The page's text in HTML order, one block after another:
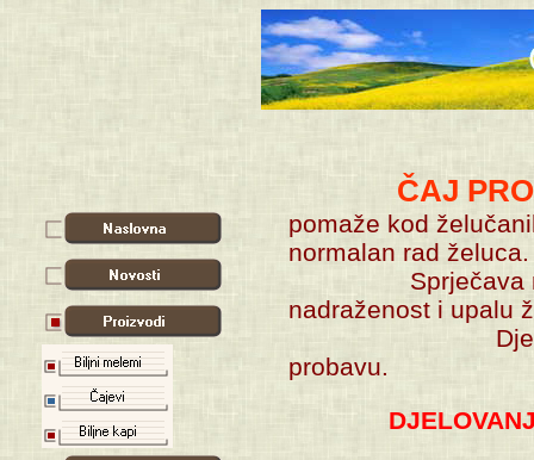
ČAJ PROTIV
pomaže kod
normalan rad želuca.
Sprječava
nadraženost i upalu
Djeluje
probavu.